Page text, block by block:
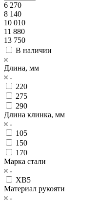
6 270
8 140
10 010
11 880
13 750
В наличии
Длина, мм
220
275
290
Длина клинка, мм
105
150
170
Марка стали
ХВ5
Материал рукояти